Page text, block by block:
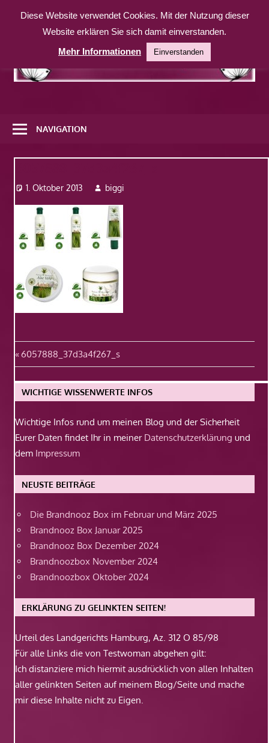
Inhalt
weitere
Website
NAVIGATION
1. Oktober 2013 biggi
Beitragsnavigation
Vorheriger
Beitrag:
6057888_37d3a4f267_s
WICHTIGE WISSENWERTE INFOS
Wichtige Infos rund um meinen Blog und der Sicherheit
Eurer Daten findet Ihr in meiner Datenschutzerklärung und
dem Impressum
NEUSTE BEITRÄGE
Die Brandnooz Box im Februar und März 2025
Brandnooz Box Januar 2025
Brandnooz Box Dezember 2024
Brandnoozbox November 2024
Brandnoozbox Oktober 2024
ERKLÄRUNG ZU GELINKTEN SEITEN!
Urteil des Landgerichts Hamburg, Az. 312 O 85/98
Für alle Links die von Testwoman abgehen gilt:
Ich distanziere mich hiermit ausdrücklich von allen Inhalten
aller gelinkten Seiten auf meinem Blog/Seite und mache
mir diese Inhalte nicht zu Eigen.
Diese Website verwendet Cookies. Mit der Nutzung dieser
Website erklären Sie sich damit einverstanden.
Mehr Informationen
Einverstanden